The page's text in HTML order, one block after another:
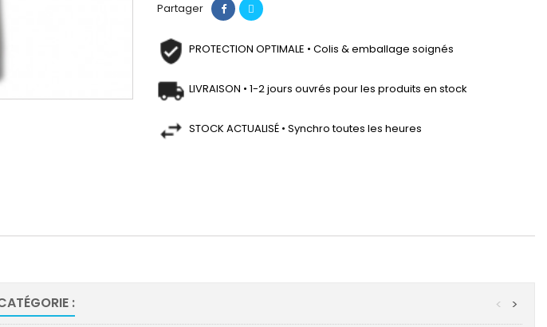
Partager
PROTECTION OPTIMALE • Colis & emballage soignés
LIVRAISON • 1-2 jours ouvrés pour les produits en stock
STOCK ACTUALISÉ • Synchro toutes les heures
: >
<